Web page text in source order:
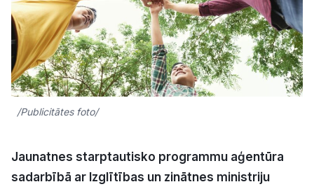
Video
Vieta
Pasākumi
/Publicitātes foto/
Jaunatnes starptautisko programmu aģentūra
sadarbībā ar Izglītības un zinātnes ministriju